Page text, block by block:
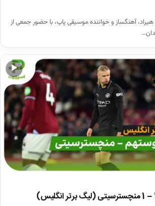
آهنگساز و خواننده موسیقی پاپ، با حضور جمعی از
▶